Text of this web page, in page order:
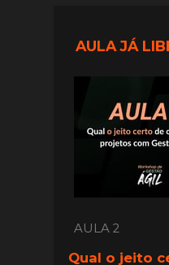
AULA JÁ
AULA 2
Qual o jeito